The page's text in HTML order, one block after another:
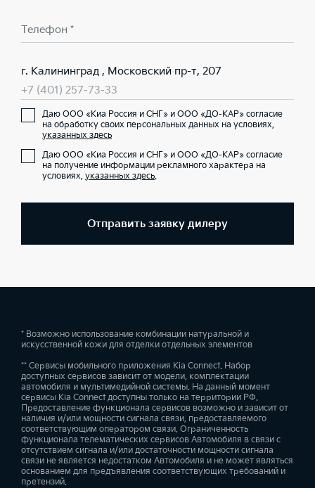
Телефон *
г. Калининград , Московский пр-т, 207
+7 (401) 257-73-33
Даю ООО «Киа Россия и СНГ» и ООО «ДО-КАР» согласие
на обработку своих персональных данных на условиях,
указанных здесь
Даю ООО «Киа Россия и СНГ» и ООО «ДО-КАР» согласие
на получение информации рекламного характера на
условиях, указанных здесь.
Отправить заявку дилеру
* Возможно использование комбинации натуральной и
искусственной кожи для отделки отдельных элементов
** Сервисы мобильного приложения Kia Connect. Набор
доступных сервисов зависит от модели, комплектации
автомобиля и мультимедийной системы. На данный момент
сервисы Kia Connect доступны только на территории РФ.
Предоставление функционала сервисов возможно и зависит от
наличия и/или мощности сигнала связи, предоставляемого
соответствующим оператором связи. Ограниченность
функционала телематических сервисов Автомобиля в связи с
отсутствием сигнала и/или достаточности мощности сигнала
связи не является недостатком Автомобиля и не может являться
основанием для предъявления соответствующих требований и
претензий.